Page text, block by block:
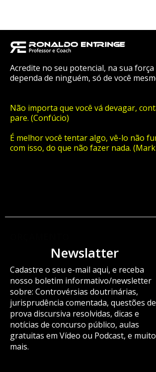
Acredite no seu potencial, na sua força
dependa de ninguém, só de você
Não importa que você vá devagar,
pare. (Confúcio)
É melhor você tentar algo, vê-lo não
com isso, do que não fazer nada.
Newslatter
Cadastre o seu e-mail aqui, e receba
nosso boletim informativo/newsletter
sobre: Controvérsias doutrinárias,
jurisprudência comentada, questões de
prova discursiva resolvidas, dicas e
notícias de concurso público, aulas
gratuitas em Vídeo ou Podcast, e muito
mais.